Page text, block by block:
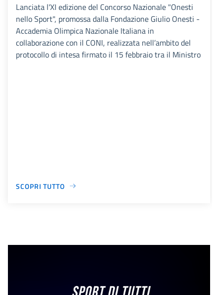
Lanciata l'XI edizione del Concorso Nazionale "Onesti
nello Sport", promossa dalla Fondazione Giulio Onesti -
Accademia Olimpica Nazionale Italiana in
collaborazione con il CONI, realizzata nell’ambito del
protocollo di intesa firmato il 15 febbraio tra il Ministro
SCOPRI TUTTO